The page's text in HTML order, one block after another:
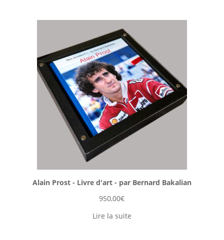
Alain Prost - Livre d'art - par Bernard Bakalian
950,00€
Lire la suite